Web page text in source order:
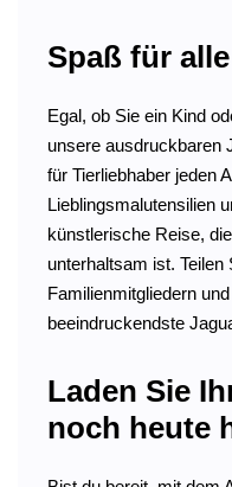
Spaß für
Egal, ob Sie ein Kind
unsere ausdruckbaren
für Tierliebhaber jeden
Lieblingsmalutensilien
künstlerische Reise,
unterhaltsam ist.
Familienmitgliedern
beeindruckendste
Laden Sie
noch heute